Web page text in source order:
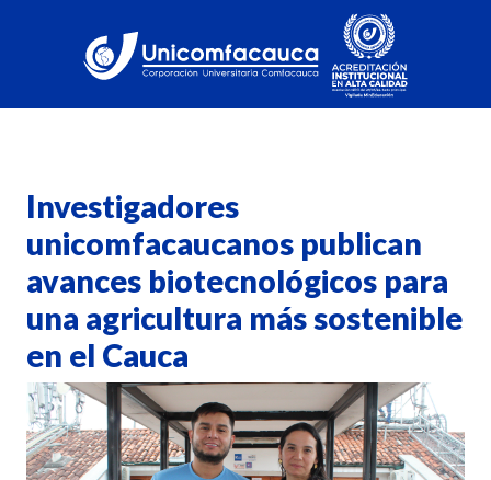
Investigadores
unicomfacaucanos publican
avances biotecnológicos para
una agricultura más sostenible
en el Cauca